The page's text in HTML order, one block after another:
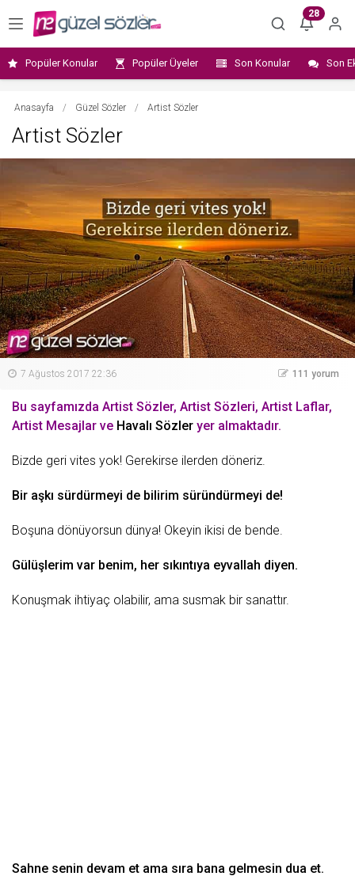
28
Popüler Konular Popüler Üyeler Son Konular Son
Anasayfa / Güzel Sözler / Artist Sözler
Artist Sözler
7 Ağustos 2017 22:36 111 yorum
Bu sayfamızda Artist Sözler, Artist Sözleri, Artist Laflar,
Artist Mesajlar ve Havalı Sözler yer almaktadır.
Bizde geri vites yok! Gerekirse ilerden döneriz.
Bir aşkı sürdürmeyi de bilirim süründürmeyi de!
Boşuna dönüyorsun dünya! Okeyin ikisi de bende.
Gülüşlerim var benim, her sıkıntıya eyvallah diyen.
Konuşmak ihtiyaç olabilir, ama susmak bir sanattır.
Sahne senin devam et ama sıra bana gelmesin dua et.